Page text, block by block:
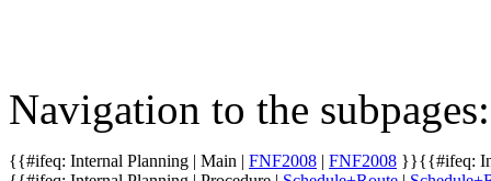
Navigation to the subpages:
{{#ifeq: Internal Planning | Main | FNF2008 | FNF2008 }}{{#ifeq: